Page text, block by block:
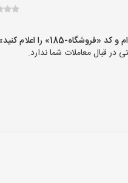
را اعلام کنید»
قبال معاملات شما ندارد.